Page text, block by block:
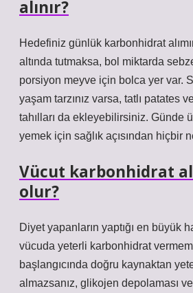
alınır?
Hedefiniz günlük karbonhidrat
altında tutmaksa, bol miktarda
porsiyon meyve için bolca yer var.
yaşam tarzınız varsa, tatlı patates
tahılları da ekleyebilirsiniz. Günde
yemek için sağlık açısından hiçbir
Vücut karbonhidrat
olur?
Diyet yapanların yaptığı en büyük
vücuda yeterli karbonhidrat
başlangıcında doğru kaynaktan
almazsanız, glikojen depolaması